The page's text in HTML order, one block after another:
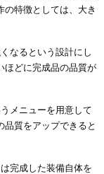
特徴としては、大き
なるという設計にし
ほどに完成品の品質が
メニューを用意して
質をアップできると
完成した装備自体を